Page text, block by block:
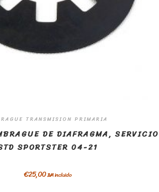
TRANSMISION PRIMARIA
DE DIAFRAGMA, SERVICIO
SPORTSTER 04-21
€25,00IVA incluido